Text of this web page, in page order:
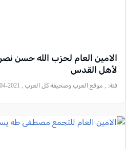
الامين العام لحزب الله حسن نصر
لأهل القدس
فئة: , موقع العرب وصحيفة كل العرب , 2021-04-29 04:36:08